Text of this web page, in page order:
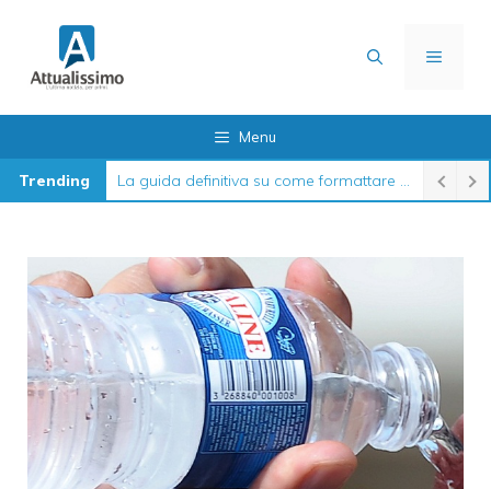
contenuto
MENU
Menu
Trending La guida definitiva su come formattare l’iPhone nel 2026